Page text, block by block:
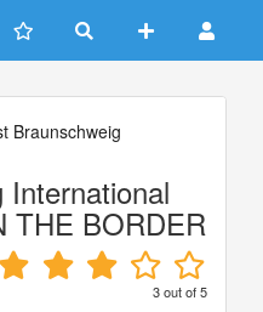
Braunschweig
International
THE BORDER
3out of5